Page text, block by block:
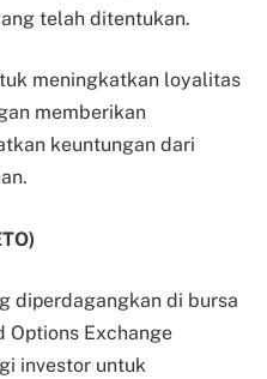
telah ditentukan.
meningkatkan loyalitas
memberikan
keuntungan dari
diperdagangkan di bursa
Options Exchange
investor untuk